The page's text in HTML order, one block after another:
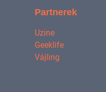
Partnerek
Uzine
Geeklife
Vájling